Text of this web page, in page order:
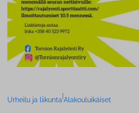
Urheilu ja liikunta Alakouluikäiset